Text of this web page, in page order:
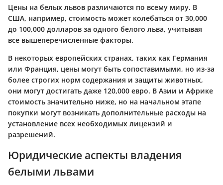
Цены на белых львов различаются по всему миру. В
США, например, стоимость может колебаться от 30,000
до 100,000 долларов за одного белого льва, учитывая
все вышеперечисленные факторы.
В некоторых европейских странах, таких как Германия
или Франция, цены могут быть сопоставимыми, но из-за
более строгих норм содержания и защиты животных,
они могут достигать даже 120,000 евро. В Азии и Африке
стоимость значительно ниже, но на начальном этапе
покупки могут возникать дополнительные расходы на
установление всех необходимых лицензий и
разрешений.
Юридические аспекты владения
белыми львами